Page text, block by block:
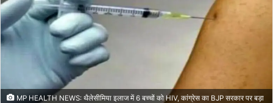
MP HEALTH NEWS: थैलेसीमिया इलाज में 6 बच्चों को HIV, कांग्रेस का BJP सरकार पर बड़ा